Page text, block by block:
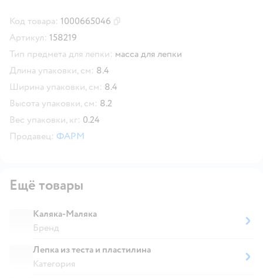
Код товара: 1000665046
Артикул: 158219
Тип предмета для лепки: масса для лепки
Длина упаковки, см: 8.4
Ширина упаковки, см: 8.4
Высота упаковки, см: 8.2
Вес упаковки, кг: 0.24
Продавец: ФАРМ
Ещё товары
Каляка-Маляка
Бренд
Лепка из теста и пластилина
Категория